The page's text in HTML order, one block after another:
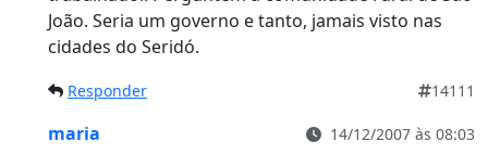
João. Seria um governo e tanto, jamais visto nas
cidades do Seridó.
Responder 14111
maria 14/12/2007 às 08:03